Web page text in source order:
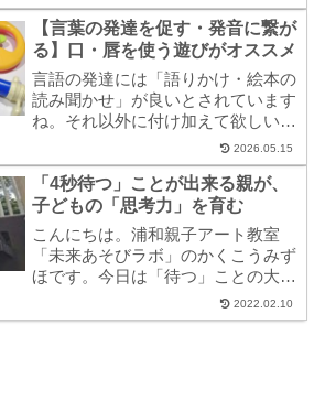
きに靴の試着が出来るので、親も子
供もストレスフリー。忙しいパパ・
ママにオススメしたいので、今回は
a...
【言葉の発達を促す・発音に繋が
る】口・唇を使う遊びがオススメ
言語の発達には「語りかけ・絵本の
読み聞かせ」が良いとされています
ね。それ以外に付け加えて欲しいな
と思うのが「口・唇」を使う遊びで
す。「口や唇、舌の発達・口腔内及
び口周辺の筋肉の発達」すること
で、初めて言葉を話す身体の準備が
整います。遊びながら自然と鍛えら
れる遊びをご紹介します。
2026.05.15
「4秒待つ」ことが出来る親が、
子どもの「思考力」を育む
こんにちは。浦和親子アート教室
「未来あそびラボ」のかくこうみず
ほです。今日は「待つ」ことの大切
さについてお話していきますね。子
育ては「待つ」ことの連続です子育
2022.02.10